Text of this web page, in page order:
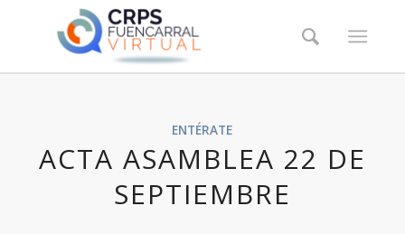
ENTÉRATE
ACTA ASAMBLEA 22 DE
SEPTIEMBRE